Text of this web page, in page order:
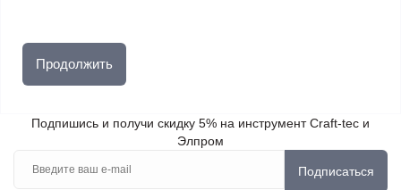
Продолжить
Подпишись и получи скидку 5% на инструмент Craft-tec и
Элпром
Подписаться